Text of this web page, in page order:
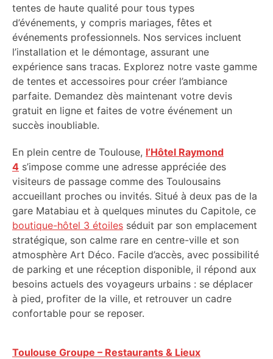
tentes de haute qualité pour tous types
d’événements, y compris mariages, fêtes et
événements professionnels. Nos services incluent
l’installation et le démontage, assurant une
expérience sans tracas. Explorez notre vaste gamme
de tentes et accessoires pour créer l’ambiance
parfaite. Demandez dès maintenant votre devis
gratuit en ligne et faites de votre événement un
succès inoubliable.
En plein centre de Toulouse, l’Hôtel Raymond
4 s’impose comme une adresse appréciée des
visiteurs de passage comme des Toulousains
accueillant proches ou invités. Situé à deux pas de la
gare Matabiau et à quelques minutes du Capitole, ce
boutique-hôtel 3 étoiles séduit par son emplacement
stratégique, son calme rare en centre-ville et son
atmosphère Art Déco. Facile d’accès, avec possibilité
de parking et une réception disponible, il répond aux
besoins actuels des voyageurs urbains : se déplacer
à pied, profiter de la ville, et retrouver un cadre
confortable pour se reposer.
Toulouse Groupe – Restaurants & Lieux